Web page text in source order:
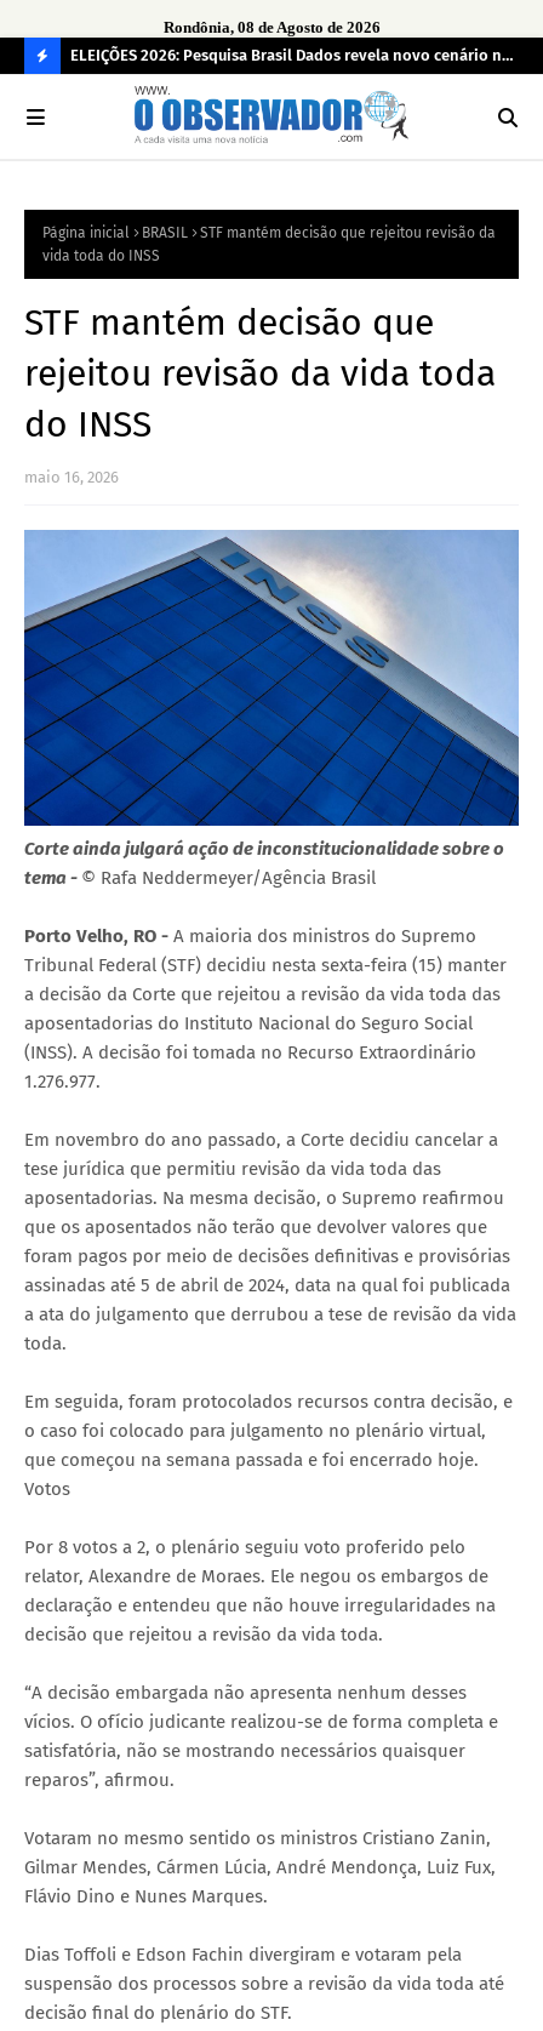
Rondônia, 08 de Agosto de 2026
O
R
mais
ELEIÇÕES 2026: Pesquisa Brasil Dados revela novo cenário na
disputa pelo Governo de Rondônia
Página inicial BRASIL
STF mantém decisão que rejeitou revisão da
vida toda do INSS
STF mantém decisão que
rejeitou revisão da vida toda
do INSS
maio 16, 2026
Corte ainda julgará ação de inconstitucionalidade sobre o
tema - © Rafa Neddermeyer/Agência Brasil
Porto Velho, RO - A maioria dos ministros do Supremo
Tribunal Federal (STF) decidiu nesta sexta-feira (15) manter
a decisão da Corte que rejeitou a revisão da vida toda das
aposentadorias do Instituto Nacional do Seguro Social
(INSS). A decisão foi tomada no Recurso Extraordinário
1.276.977.
Em novembro do ano passado, a Corte decidiu cancelar a
tese jurídica que permitiu revisão da vida toda das
aposentadorias. Na mesma decisão, o Supremo reafirmou
que os aposentados não terão que devolver valores que
foram pagos por meio de decisões definitivas e provisórias
assinadas até 5 de abril de 2024, data na qual foi publicada
a ata do julgamento que derrubou a tese de revisão da vida
toda.
Em seguida, foram protocolados recursos contra decisão, e
o caso foi colocado para julgamento no plenário virtual,
que começou na semana passada e foi encerrado hoje.
Votos
Por 8 votos a 2, o plenário seguiu voto proferido pelo
relator, Alexandre de Moraes. Ele negou os embargos de
declaração e entendeu que não houve irregularidades na
decisão que rejeitou a revisão da vida toda.
“A decisão embargada não apresenta nenhum desses
vícios. O ofício judicante realizou-se de forma completa e
satisfatória, não se mostrando necessários quaisquer
reparos”, afirmou.
Votaram no mesmo sentido os ministros Cristiano Zanin,
Gilmar Mendes, Cármen Lúcia, André Mendonça, Luiz Fux,
Flávio Dino e Nunes Marques.
Dias Toffoli e Edson Fachin divergiram e votaram pela
suspensão dos processos sobre a revisão da vida toda até
decisão final do plenário do STF.